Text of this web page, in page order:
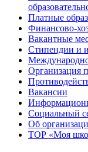
Платные
Финансово-
Вакантные
Стипендии и
Организация
Вакансии
Социальный
Об
ТОР «Моя